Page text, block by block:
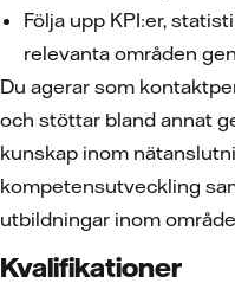
Följa upp KPI:er,
relevanta områden
Du agerar som
och stöttar bland annat
kunskap inom
kompetensutveckling
utbildningar inom
Kvalifikationer